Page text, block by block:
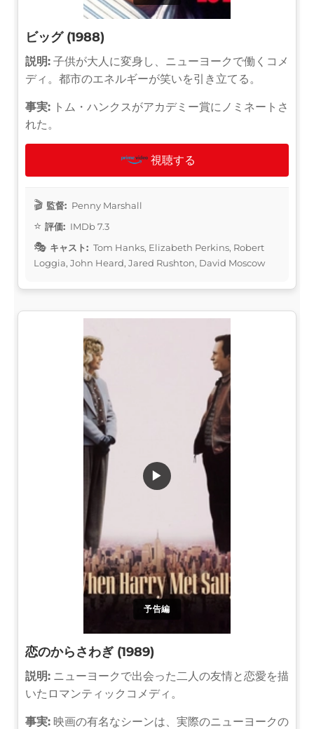
ビッグ (1988)
説明: 子供が大人に変身し、ニューヨークで働くコメ
ディ。都市のエネルギーが笑いを引き立てる。
事実: トム・ハンクスがアカデミー賞にノミネートさ
れた。
視聴する
監督: Penny Marshall
評価: IMDb 7.3
キャスト: Tom Hanks, Elizabeth Perkins, Robert
Loggia, John Heard, Jared Rushton, David Moscow
予告編
▶
恋のからさわぎ (1989)
説明: ニューヨークで出会った二人の友情と恋愛を描
いたロマンティックコメディ。
事実: 映画の有名なシーンは、実際のニューヨークの